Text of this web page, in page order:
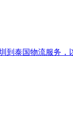
泰国物流服务